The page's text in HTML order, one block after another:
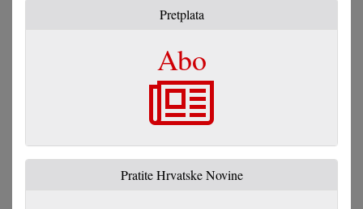
Pretplata
Abo
Pratite Hrvatske Novine